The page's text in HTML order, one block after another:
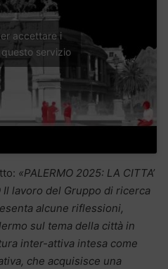
accettare i
servizio
«PALERMO 2025: LA CITTA’
Il lavoro del Gruppo di ricerca
alcune riflessioni,
sul tema della città in
inter-attiva intesa come
che acquisisce una